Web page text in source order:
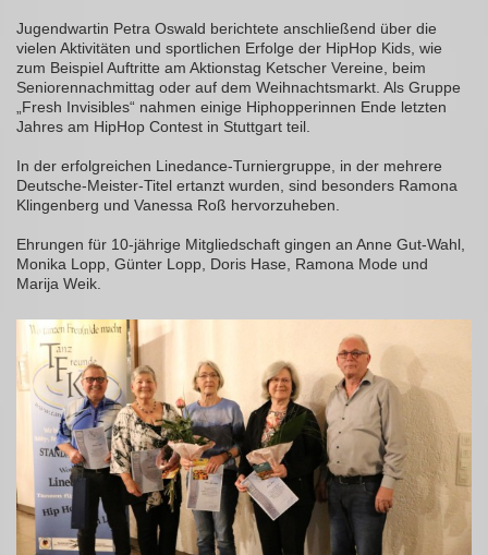
Jugendwartin Petra Oswald berichtete anschließend über die
vielen Aktivitäten und sportlichen Erfolge der HipHop Kids, wie
zum Beispiel Auftritte am Aktionstag Ketscher Vereine, beim
Seniorennachmittag oder auf dem Weihnachtsmarkt. Als Gruppe
„Fresh Invisibles“ nahmen einige Hiphopperinnen Ende letzten
Jahres am HipHop Contest in Stuttgart teil.
In der erfolgreichen Linedance-Turniergruppe, in der mehrere
Deutsche-Meister-Titel ertanzt wurden, sind besonders Ramona
Klingenberg und Vanessa Roß hervorzuheben.
Ehrungen für 10-jährige Mitgliedschaft gingen an Anne Gut-Wahl,
Monika Lopp, Günter Lopp, Doris Hase, Ramona Mode und
Marija Weik.